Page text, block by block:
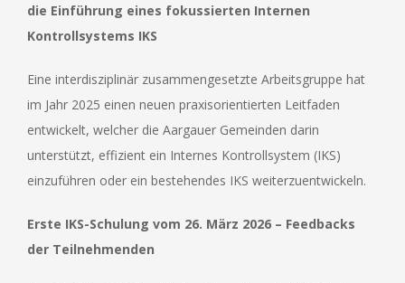
die Einführung eines fokussierten Internen
Kontrollsystems IKS
Eine interdisziplinär zusammengesetzte Arbeitsgruppe hat
im Jahr 2025 einen neuen praxisorientierten Leitfaden
entwickelt, welcher die Aargauer Gemeinden darin
unterstützt, effizient ein Internes Kontrollsystem (IKS)
einzuführen oder ein bestehendes IKS weiterzuentwickeln.
Erste IKS-Schulung vom 26. März 2026 – Feedbacks
der Teilnehmenden